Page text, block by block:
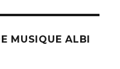
MUSIQUE ALBI